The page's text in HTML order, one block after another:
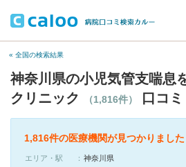
« 全国の検索結果
神奈川県の小児気管支喘息
クリニック
（1,816件） 口コ
1,816件の医療機関が見つかりました
エリア・駅
神奈川県